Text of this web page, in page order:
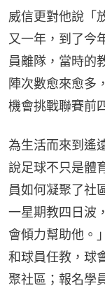
威信更對他說「
又一年，到了今
員離隊，當時的
陣次數愈來愈多
機會挑戰聯賽前
為生活而來到遙
說足球不只是體
員如何凝聚了社
一星期教四日波
會傾力幫助他。
和球員任教，球
聚社區；報名學